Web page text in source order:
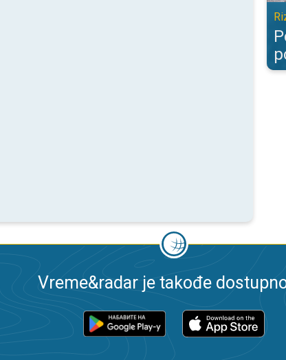
Vreme&radar je takođe